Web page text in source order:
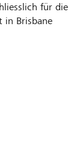
für die
in Brisbane